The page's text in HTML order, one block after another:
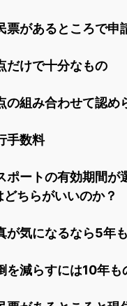
票があるところで申
だけで十分なもの
の組み合わせて認め
手数料
ポートの有効期間が
どちらがいいのか？
が気になるなら5年
を減らすには10年も